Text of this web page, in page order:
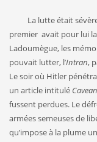
La lutte était sévère
premier avait pour lui
Ladoumègue, les
pouvait lutter, l’Intran,
Le soir où Hitler
un article intitulé
fussent perdues. Le
armées semeuses de
qu’impose à la plume